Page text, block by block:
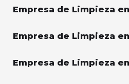
Empresa de Limpieza
Empresa de Limpieza
Empresa de Limpieza